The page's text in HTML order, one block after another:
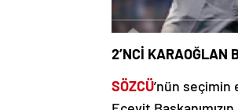
2’NCİ KARAOĞLAN
SÖZCÜ’nün seçimin